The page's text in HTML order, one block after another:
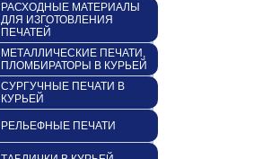
РАСХОДНЫЕ МАТЕРИАЛЫ
ДЛЯ ИЗГОТОВЛЕНИЯ
ПЕЧАТЕЙ
МЕТАЛЛИЧЕСКИЕ ПЕЧАТИ,
ПЛОМБИРАТОРЫ В КУРЬЕЙ
СУРГУЧНЫЕ ПЕЧАТИ В
КУРЬЕЙ
РЕЛЬЕФНЫЕ ПЕЧАТИ